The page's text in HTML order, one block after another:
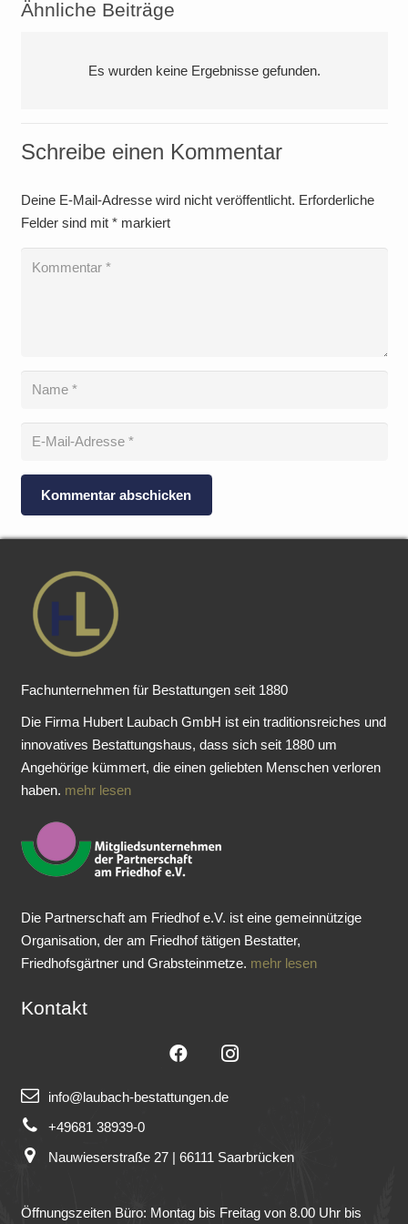
Ähnliche Beiträge
Es wurden keine Ergebnisse gefunden.
Schreibe einen Kommentar
Deine E-Mail-Adresse wird nicht veröffentlicht. Erforderliche
Felder sind mit *markiert
Kommentar abschicken
Fachunternehmen für Bestattungen seit 1880
Die Firma Hubert Laubach GmbH ist ein traditionsreiches und
innovatives Bestattungshaus, dass sich seit 1880 um
Angehörige kümmert, die einen geliebten Menschen verloren
haben. mehr lesen
Die Partnerschaft am Friedhof e.V. ist eine gemeinnützige
Organisation, der am Friedhof tätigen Bestatter,
Friedhofsgärtner und Grabsteinmetze. mehr lesen
Kontakt
info@laubach-bestattungen.de
+49681 38939-0
Nauwieserstraße 27 | 66111 Saarbrücken
Öffnungszeiten Büro: Montag bis Freitag von 8.00 Uhr bis